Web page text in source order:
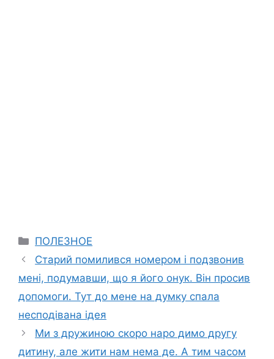
Categories
ПОЛЕЗНОЕ
Старий помилився номером і подзвонив
мені, подумавши, що я його онук. Він просив
допомоги. Тут до мене на думку спала
несподівана ідея
Ми з дружиною скоро наро димо другу
дитину, але жити нам нема де. А тим часом